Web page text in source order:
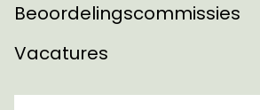
Beoordelingscommissies
Vacatures